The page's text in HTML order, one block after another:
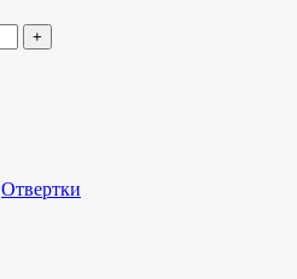
Отвертки